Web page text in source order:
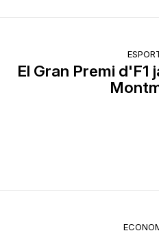
El Gran Premi d'F1